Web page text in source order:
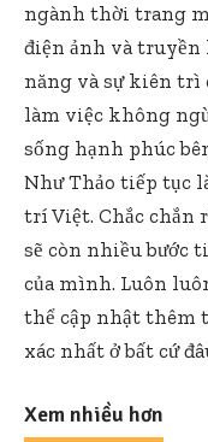
ngành thời trang
điện ảnh và truyền
năng và sự kiên trì
làm việc không
sống hạnh phúc
Như Thảo tiếp tục
trí Việt. Chắc chắn
sẽ còn nhiều bước
của mình. Luôn
thể cập nhật thêm
xác nhất ở bất cứ
Xem nhiều hơn